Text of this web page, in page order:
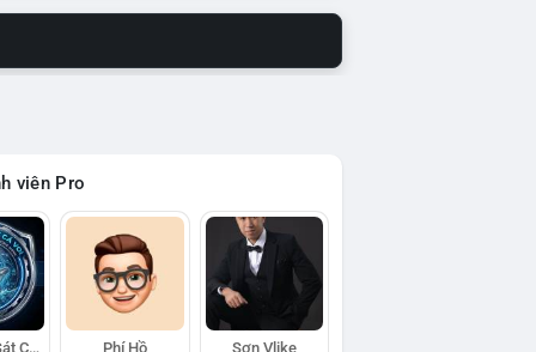
viên Pro
Đội Trinh Sát Cá Voi Phí Hồ Sơn Vlike